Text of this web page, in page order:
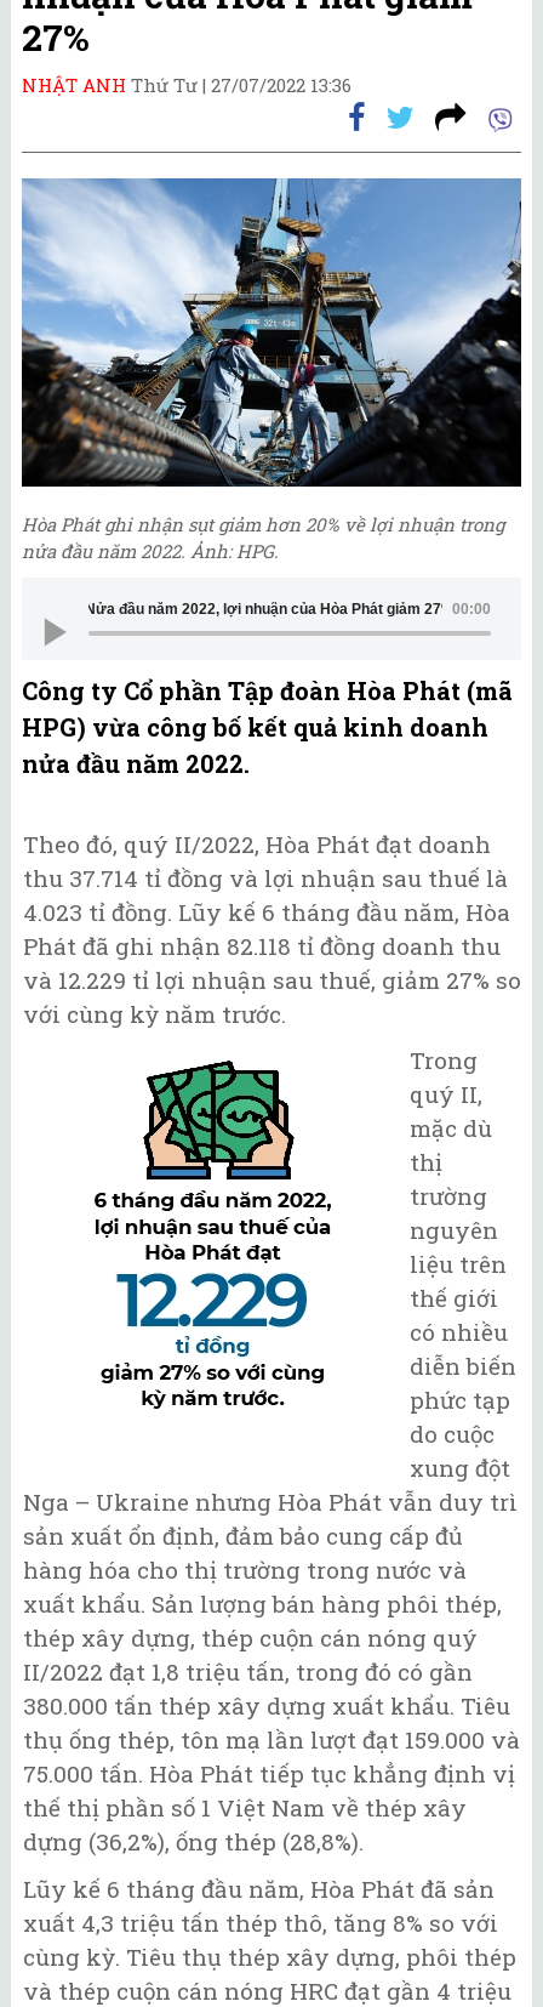
27%
NHẬT ANH Thứ Tư | 27/07/2022 13:36
Hòa Phát ghi nhận sụt giảm hơn 20% về lợi nhuận trong
nửa đầu năm 2022. Ảnh: HPG.
00:00
Nửa đầu năm 2022, lợi nhuận của Hòa Phát giảm 27%
Công ty Cổ phần Tập đoàn Hòa Phát (mã
HPG) vừa công bố kết quả kinh doanh
nửa đầu năm 2022.
Theo đó, quý II/2022, Hòa Phát đạt doanh
thu 37.714 tỉ đồng và lợi nhuận sau thuế là
4.023 tỉ đồng. Lũy kế 6 tháng đầu năm, Hòa
Phát đã ghi nhận 82.118 tỉ đồng doanh thu
và 12.229 tỉ lợi nhuận sau thuế, giảm 27% so
với cùng kỳ năm trước.
Trong
quý II,
mặc dù
thị
trường
nguyên
liệu trên
thế giới
có nhiều
diễn biến
phức tạp
do cuộc
xung đột
Nga – Ukraine nhưng Hòa Phát vẫn duy trì
sản xuất ổn định, đảm bảo cung cấp đủ
hàng hóa cho thị trường trong nước và
xuất khẩu. Sản lượng bán hàng phôi thép,
thép xây dựng, thép cuộn cán nóng quý
II/2022 đạt 1,8 triệu tấn, trong đó có gần
380.000 tấn thép xây dựng xuất khẩu. Tiêu
thụ ống thép, tôn mạ lần lượt đạt 159.000 và
75.000 tấn. Hòa Phát tiếp tục khẳng định vị
thế thị phần số 1 Việt Nam về thép xây
dựng (36,2%), ống thép (28,8%).
Lũy kế 6 tháng đầu năm, Hòa Phát đã sản
xuất 4,3 triệu tấn thép thô, tăng 8% so với
cùng kỳ. Tiêu thụ thép xây dựng, phôi thép
và thép cuộn cán nóng HRC đạt gần 4 triệu